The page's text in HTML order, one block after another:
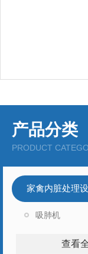
产品分类
PRODUCT
家禽内脏处理
吸肺机
查看